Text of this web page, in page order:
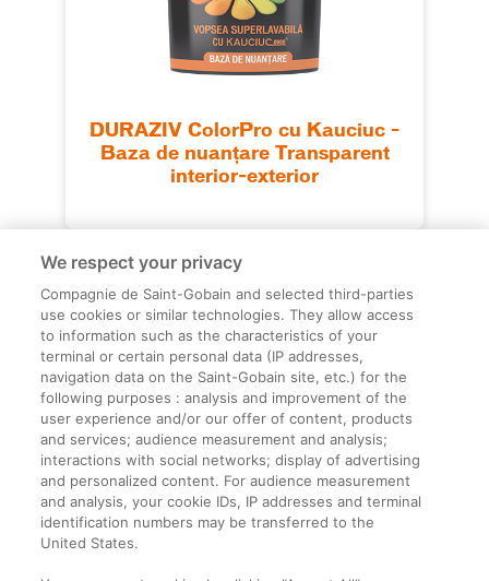
DURAZIV ColorPro cu Kauciuc –
Baza de nuanțare Transparent
interior-exterior
Informații legale
Termeni și condiții
Companie
Despre noi
Contact
We respect your privacy
Compagnie de Saint-Gobain and selected third-parties
use cookies or similar technologies. They allow access
to information such as the characteristics of your
terminal or certain personal data (IP addresses,
navigation data on the Saint-Gobain site, etc.) for the
following purposes : analysis and improvement of the
user experience and/or our offer of content, products
and services; audience measurement and analysis;
interactions with social networks; display of advertising
and personalized content. For audience measurement
and analysis, your cookie IDs, IP addresses and terminal
identification numbers may be transferred to the
United States.